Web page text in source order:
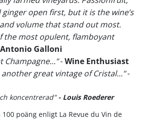
open first, but it is the wine’s
volume that stand out most.
the most opulent, flamboyant
Antonio Galloni
Champagne…"-Wine Enthusiast
another great vintage of Cristal…"-
koncentrerad" - Louis Roederer
poäng enligt La Revue du Vin de